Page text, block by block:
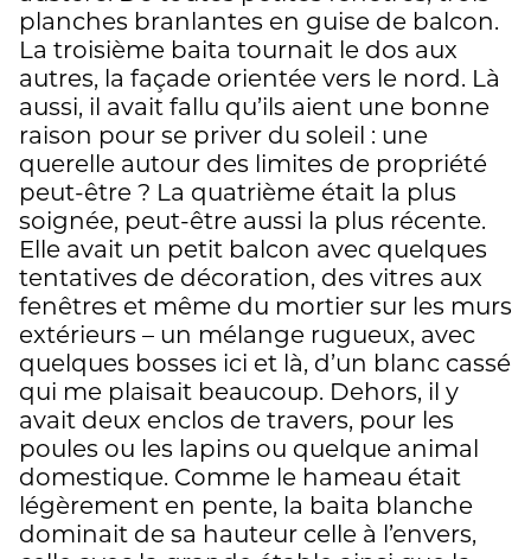
planches branlantes en guise de balcon.
La troisième baita tournait le dos aux
autres, la façade orientée vers le nord. Là
aussi, il avait fallu qu’ils aient une bonne
raison pour se priver du soleil : une
querelle autour des limites de propriété
peut-être ? La quatrième était la plus
soignée, peut-être aussi la plus récente.
Elle avait un petit balcon avec quelques
tentatives de décoration, des vitres aux
fenêtres et même du mortier sur les murs
extérieurs – un mélange rugueux, avec
quelques bosses ici et là, d’un blanc cassé
qui me plaisait beaucoup. Dehors, il y
avait deux enclos de travers, pour les
poules ou les lapins ou quelque animal
domestique. Comme le hameau était
légèrement en pente, la baita blanche
dominait de sa hauteur celle à l’envers,